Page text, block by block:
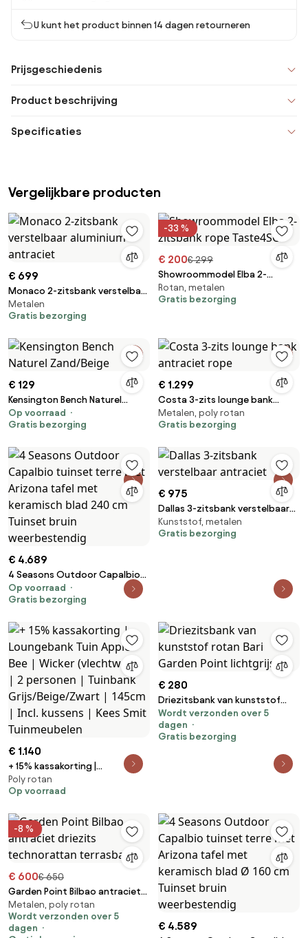
U kunt het product binnen 14 dagen retourneren
Prijsgeschiedenis
Product beschrijving
Specificaties
Vergelijkbare producten
€ 699
Monaco 2-zitsbank verstelbaar
aluminium antraciet
Metalen
Gratis bezorging
-33 %
€ 200€ 299
Showroommodel Elba 2-
zitsbank rope Taste4SO
Rotan, metalen
Gratis bezorging
€ 129
Kensington Bench Naturel
Zand/Beige
Op voorraad
Gratis bezorging
€ 1.299
Costa 3-zits lounge bank
antraciet rope
Metalen, poly rotan
Gratis bezorging
€ 4.689
4 Seasons Outdoor Capalbio
tuinset terre met Arizona tafel
met keramisch blad 240 cm
Op voorraad
Gratis bezorging
€ 975
Dallas 3-zitsbank verstelbaar
antraciet
Kunststof, metalen
Gratis bezorging
€ 1.140
+ 15% kassakorting |
Loungebank Tuin Apple Bee |
Wicker (vlechtwerk) | 2
Grijs/Beige/Zwart | 145cm | Incl.
kussens | Kees Smit
Tuinmeubelen
Poly rotan
Op voorraad
€ 280
Driezitsbank van kunststof
rotan Bari Garden Point
lichtgrijs
Wordt verzonden over 5
dagen
Gratis bezorging
-8 %
€ 600€ 650
Garden Point Bilbao antraciet
driezits technorattan
terrasbank
Metalen, poly rotan
Wordt verzonden over 5
dagen
€ 4.589